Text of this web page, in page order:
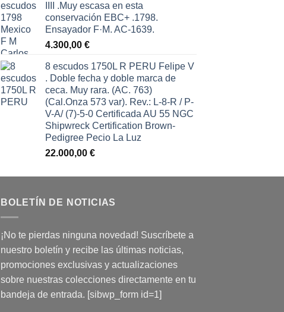
IIII .Muy escasa en esta
conservación EBC+ .1798.
Ensayador F·M. AC-1639.
4.300,00 €
8 escudos 1750L R PERU Felipe V
. Doble fecha y doble marca de
ceca. Muy rara. (AC. 763)
(Cal.Onza 573 var). Rev.: L-8-R / P-
V-A/ (7)-5-0 Certificada AU 55 NGC
Shipwreck Certification Brown-
Pedigree Pecio La Luz
22.000,00 €
BOLETÍN DE NOTICIAS
¡No te pierdas ninguna novedad! Suscríbete a
nuestro boletín y recibe las últimas noticias,
promociones exclusivas y actualizaciones
sobre nuestras colecciones directamente en tu
bandeja de entrada. [sibwp_form id=1]